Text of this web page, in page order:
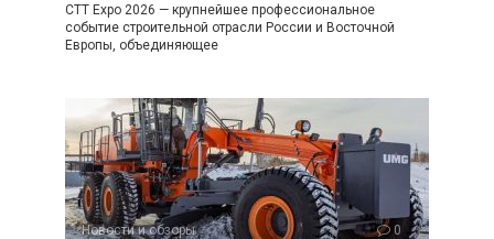
CTT Expo 2026 — крупнейшее профессиональное
событие строительной отрасли России и Восточной
Европы, объединяющее
Новости и обзоры 0